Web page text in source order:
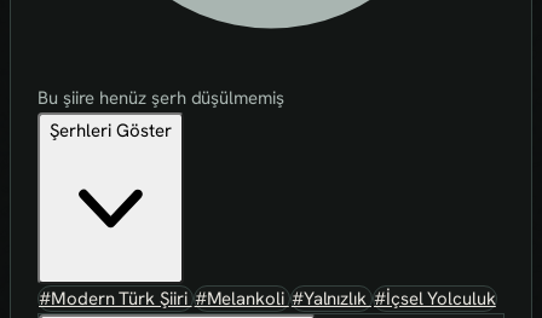
Bu şiire henüz şerh düşülmemiş
Şerhleri Göster
#Modern Türk Şiiri#Melankoli#Yalnızlık#İçsel Yolculuk